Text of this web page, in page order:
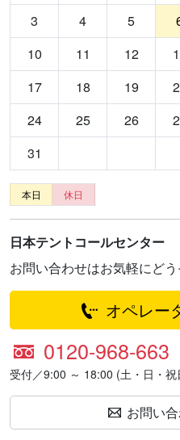
3
4 5
10
11 12
17
18 19
24
25 26
31
本日 休日
日本テントコールセンター
お問い合わせはお気軽にど
オペレー
0120-968-663
受付／9:00 ～ 18:00 (土・日・祝
お問い